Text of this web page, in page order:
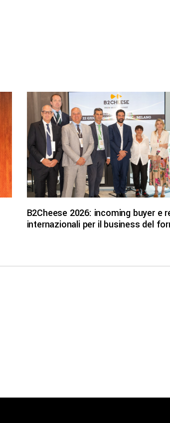
B2Cheese 2026: incoming buyer e
internazionali per il business del